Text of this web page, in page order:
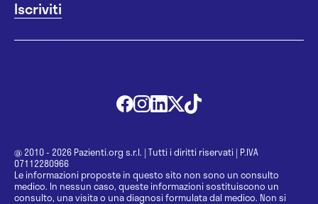
@ 2010 - 2026 Pazienti.org s.r.l. | Tutti i diritti riservati | P.IVA
07112280966
Le informazioni proposte in questo sito non sono un consulto
medico. In nessun caso, queste informazioni sostituiscono un
consulto, una visita o una diagnosi formulata dal medico. Non si